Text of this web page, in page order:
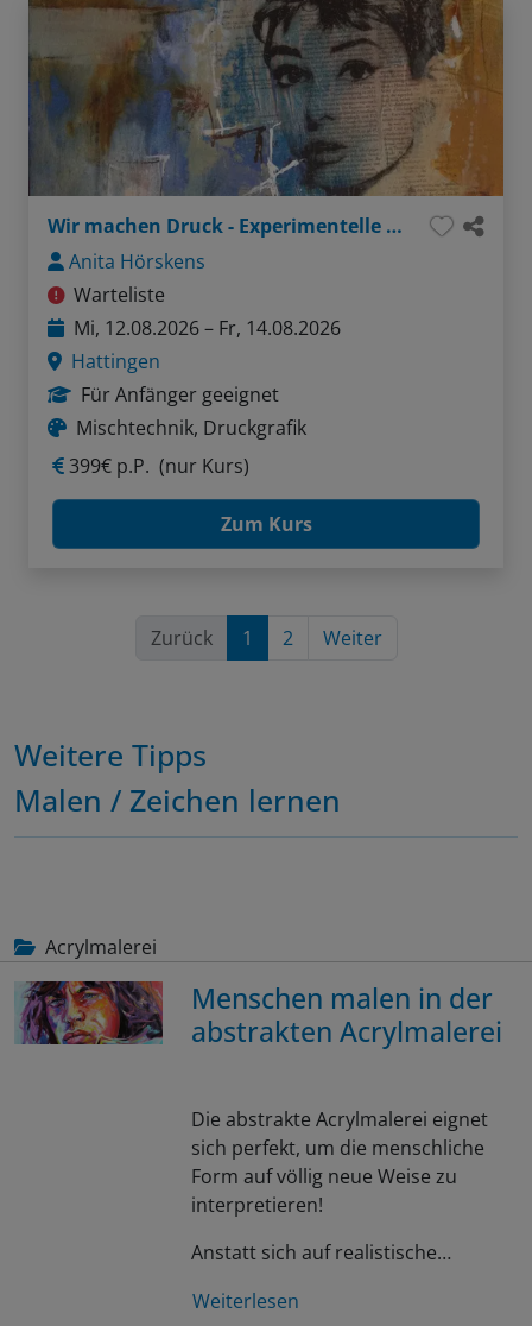
Wir machen Druck - Experimentelle Lithografie trifft Malerei
Anita Hörskens
Warteliste
Mi, 12.08.2026 – Fr, 14.08.2026
Hattingen
Für Anfänger geeignet
Mischtechnik, Druckgrafik
399€ p.P. (nur Kurs)
Zum Kurs
Zurück 1 2 Weiter
Weitere Tipps
Malen / Zeichen lernen
Acrylmalerei
Menschen malen in der
abstrakten Acrylmalerei
Die abstrakte Acrylmalerei eignet
sich perfekt, um die menschliche
Form auf völlig neue Weise zu
interpretieren!
Anstatt sich auf realistische…
Weiterlesen